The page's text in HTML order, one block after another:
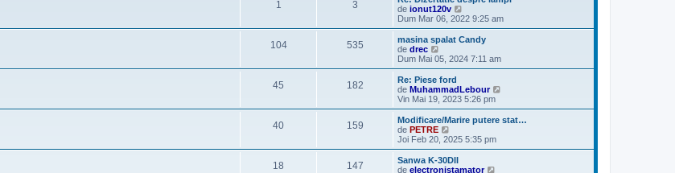
e
a
j
m
u
l
e
a
j
u
l
m
u
s
a
j
1 3
de ionut120v
e
z
i
l
m
u
l
e
a
j
Dum Mar 06, 2022 9:25 am
104 535
masina spalat Candy
de drec
e
z
i
u
m
u
l
e
Dum Mai 05, 2024 7:11 am
45 182
Re: Piese ford
de MuhammadLebour
z
i
Vin Mai 19, 2023 5:26 pm
40 159
Modificare/Marire putere stat…
de PETRE
e
z
i
u
Joi Feb 20, 2025 5:35 pm
18 147
Sanwa K-30DII
de electronistamator